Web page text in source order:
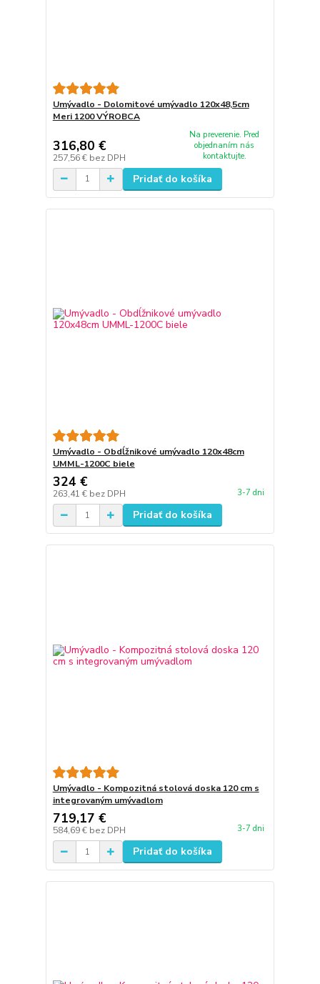
Umývadlo - Dolomitové umývadlo 120x48,5cm
Meri 1200 VÝROBCA
316,80 €
257,56 € bez DPH
Na preverenie. Pred
objednaním nás
kontaktujte.
Pridať do košíka
Umývadlo - Obdĺžnikové umývadlo 120x48cm
UMML-1200C biele
324 €
263,41 € bez DPH 3-7 dni
Pridať do košíka
Umývadlo - Kompozitná stolová doska 120 cm s
integrovaným umývadlom
719,17 €
584,69 € bez DPH 3-7 dni
Pridať do košíka